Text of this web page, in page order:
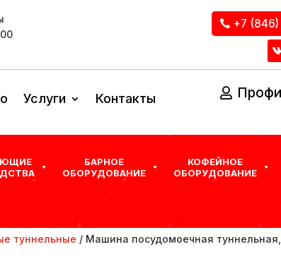
+7
Услуги Контакты
БАРНОЕ
ОБОРУДОВАНИЕ
КОФЕЙНОЕ
ОБОРУДОВАНИЕ
туннельные / Машина посудомоечная